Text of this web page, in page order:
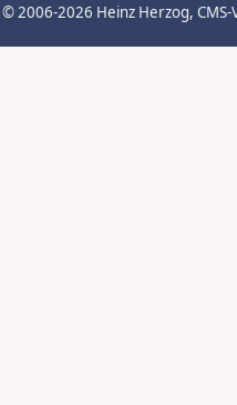
© 2006-2026 Heinz Herzog,